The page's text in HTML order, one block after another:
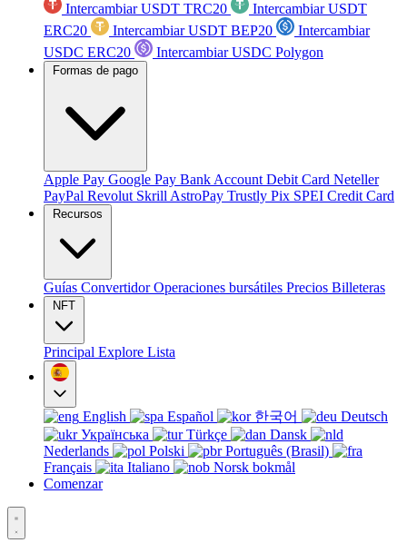
Intercambiar USDT TRC20
Intercambiar USDT
ERC20
Intercambiar USDT BEP20
Intercambiar
USDC ERC20
Intercambiar USDC Polygon
Formas de pago
Apple Pay Google Pay Bank Account Debit Card Neteller
PayPal Revolut Skrill AstroPay Trustly Pix SPEI Credit Card
Recursos
Guías ConvertidorOperaciones bursátiles Precios Billeteras
NFT
Principal Explore Lista
English Español 한국어
Deutsch
Українська
Türkçe
Dansk
Nederlands
Polski
Português (Brasil)
Français
Italiano
Norsk bokmål
Comenzar